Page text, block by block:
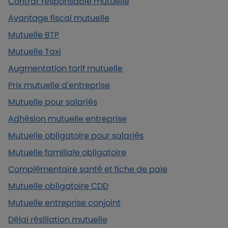
Avantage fiscal mutuelle
Mutuelle BTP
Mutuelle Taxi
Augmentation tarif mutuelle
Prix mutuelle d'entreprise
Mutuelle pour salariés
Adhésion mutuelle entreprise
Mutuelle obligatoire pour salariés
Mutuelle familiale obligatoire
Complémentaire santé et fiche de paie
Mutuelle obligatoire CDD
Mutuelle entreprise conjoint
Délai résiliation mutuelle